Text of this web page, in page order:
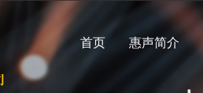
首页 惠声简介